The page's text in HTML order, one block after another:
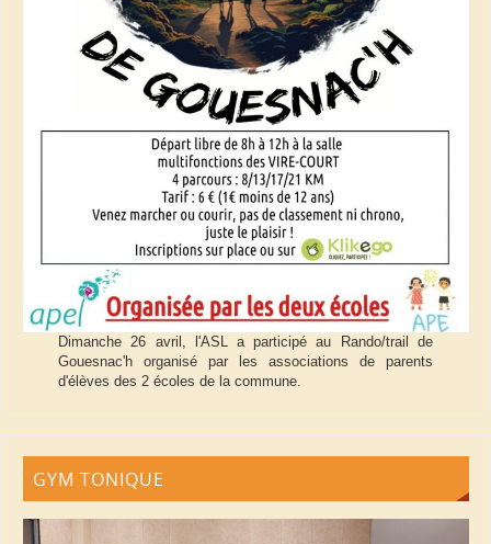
Dimanche 26 avril, l'ASL a participé au Rando/trail de
Gouesnac'h organisé par les associations de parents
d'élèves des 2 écoles de la commune.
GYM TONIQUE